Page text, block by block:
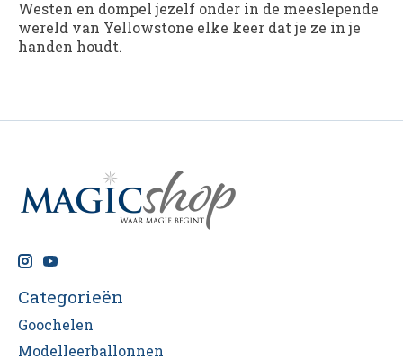
Westen en dompel jezelf onder in de meeslepende
wereld van Yellowstone elke keer dat je ze in je
handen houdt.
Categorieën
Goochelen
Modelleerballonnen